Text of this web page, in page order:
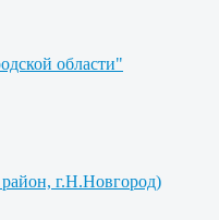
области"
г.Н.Новгород)